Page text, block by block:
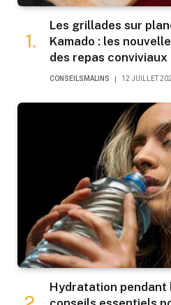
Les grillades sur
Kamado : les
des repas
CONSEILSMALINS 12 JUILLET
Hydratation pendant